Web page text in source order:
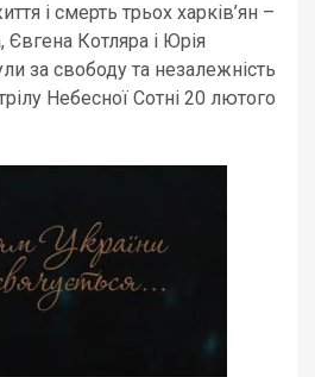
і смерть трьох харків’ян –
Котляра і Юрія
за свободу та незалежність
Небесної Сотні 20 лютого